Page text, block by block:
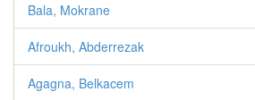
Bala, Mokrane
Afroukh, Abderrezak
Agagna, Belkacem